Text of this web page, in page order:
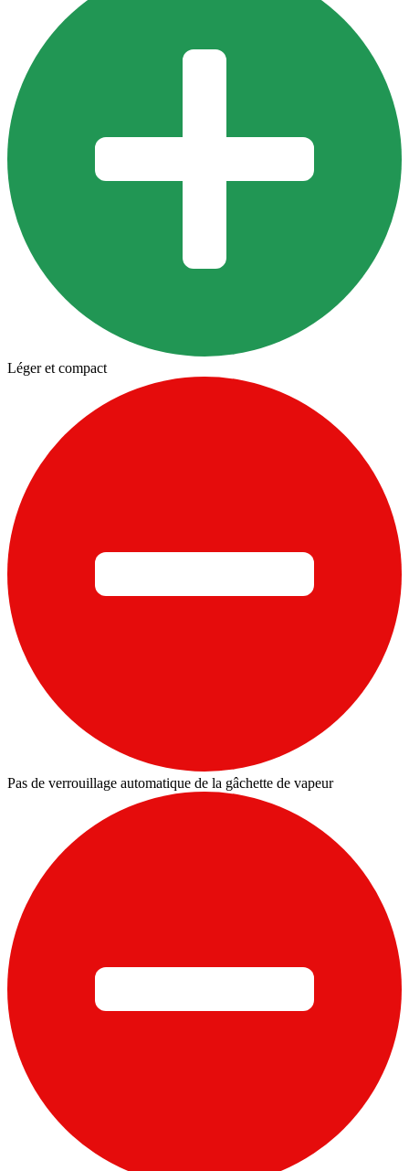
Léger et compact
Pas de verrouillage automatique de la gâchette de vapeur